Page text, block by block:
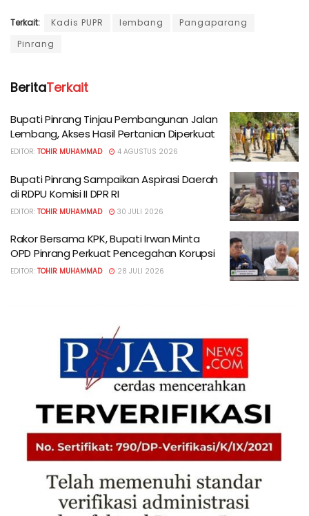
Terkait: Kadis PUPR lembang
Pangaparang
Pinrang
BeritaTerkait
Bupati Pinrang Tinjau Pembangunan Jalan
Lembang, Akses Hasil Pertanian Diperkuat
EDITOR: TOHIR MUHAMMAD 4 AGUSTUS 2026
Bupati Pinrang Sampaikan Aspirasi Daerah
di RDPU Komisi II DPR RI
EDITOR: TOHIR MUHAMMAD 30 JULI 2026
Rakor Bersama KPK, Bupati Irwan Minta
OPD Pinrang Perkuat Pencegahan Korupsi
EDITOR: TOHIR MUHAMMAD 28 JULI 2026